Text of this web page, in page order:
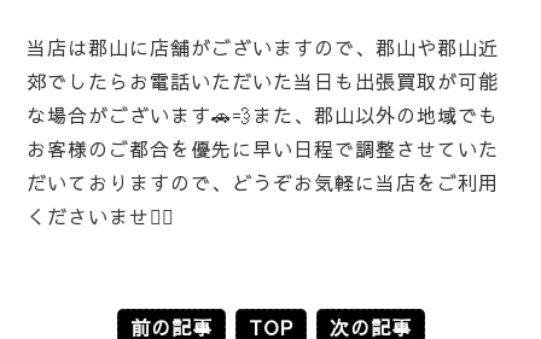
当店は郡山に店舗がございますので、郡山や郡山近
郊でしたらお電話いただいた当日も出張買取が可能
な場合がございます🚗💨また、郡山以外の地域でも
お客様のご都合を優先に早い日程で調整させていた
だいておりますので、どうぞお気軽に当店をご利用
くださいませ🙇‍♀️
前の記事 TOP 次の記事